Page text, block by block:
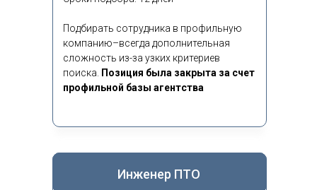
Подбирать сотрудника в профильную
компанию–всегда дополнительная
сложность из-за узких критериев
поиска.
Позиция была закрыта за счет
профильной базы агентства
Инженер ПТО